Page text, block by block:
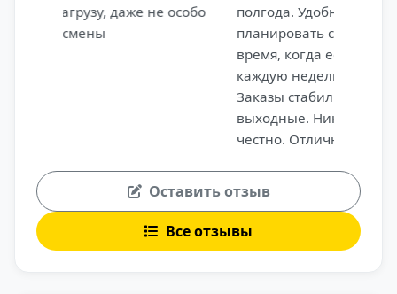
полгода. Удобно, что график можно
планировать самому — подбираю
время, когда есть заказы. Выплаты
каждую неделю, чаевые все мои.
Заказы стабильные, особенно в
выходные. Никаких штрафов, всё
честно. Отличный вариант, если
работать в надёжной компании.
Оставить отзыв
Все отзывы